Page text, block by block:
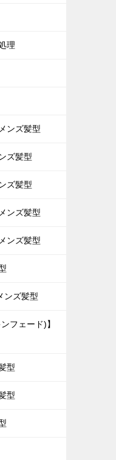
理
ンズ髪型
ズ髪型
ズ髪型
ンズ髪型
ンズ髪型
ンズ髪型
フェード)】
型
型